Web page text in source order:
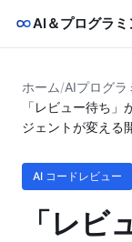
AI＆プログラ
ホーム/AIプログラ
「レビュー待ち
ジェントが変える
AI コードレビュー
「レビ